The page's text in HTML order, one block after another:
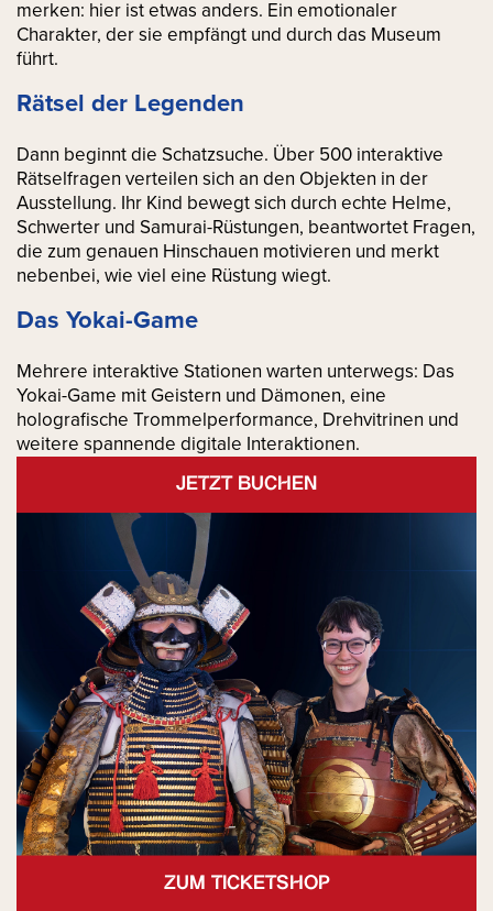
merken: hier ist etwas anders. Ein emotionaler
Charakter, der sie empfängt und durch das Museum
führt.
Rätsel der Legenden
Dann beginnt die Schatzsuche. Über 500 interaktive
Rätselfragen verteilen sich an den Objekten in der
Ausstellung. Ihr Kind bewegt sich durch echte Helme,
Schwerter und Samurai-Rüstungen, beantwortet Fragen,
die zum genauen Hinschauen motivieren und merkt
nebenbei, wie viel eine Rüstung wiegt.
Das Yokai-Game
Mehrere interaktive Stationen warten unterwegs: Das
Yokai-Game mit Geistern und Dämonen, eine
holografische Trommelperformance, Drehvitrinen und
weitere spannende digitale Interaktionen.
JETZT BUCHEN
ZUM TICKETSHOP